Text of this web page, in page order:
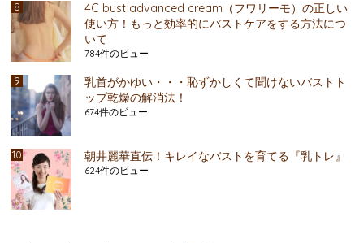
4C bust advanced cream（フワリーモ）の正しい
使い方！もっと効率的にバストケアをする方法につ
いて
784件のビュー
乳首がかゆい・・・恥ずかしくて聞けないバストト
ップ乾燥の解消法！
674件のビュー
朝井麗華直伝！キレイなバストを育てる『乳トレ』
624件のビュー